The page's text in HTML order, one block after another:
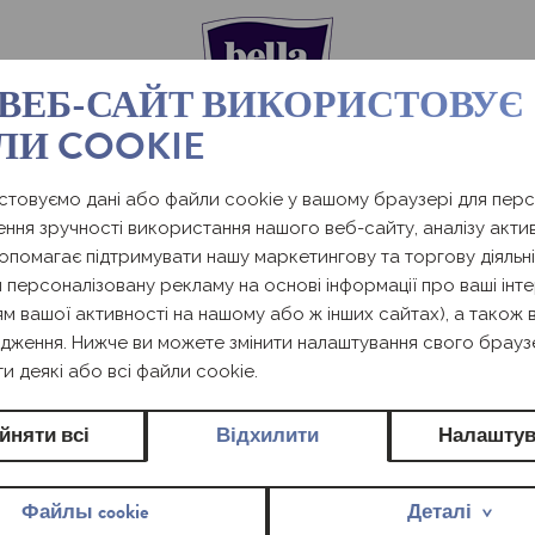
BELLA
У широкому асортименті щоденних прокладок
підходить саме для неї. Від прокладок
впевнено кожен день!
САЙТ ВИКОРИСТОВУЄ
COOKIE
дані або файли cookie у вашому браузері для
зручності використання нашого веб-сайту, аналізу
підтримувати нашу маркетингову та торгову
рекламу на основі інформації про ваші
вашої активності на нашому або ж інших сайтах), а також
Нижче ви можете змінити налаштування свого
деякі або всі файли cookie.
всі Відхилити
Файлы cookie Деталі